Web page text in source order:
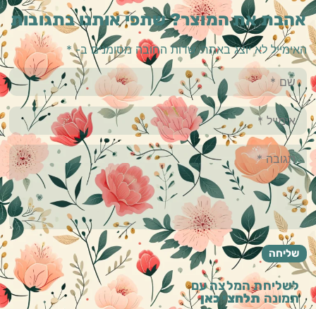
אהבת את המוצר? שתפי אותנו בתגובות
האימייל לא יוצג באתר. שדות החובה מסומנים ב-*
לשליחת המלצה עם
תמונהתלחצי כאן